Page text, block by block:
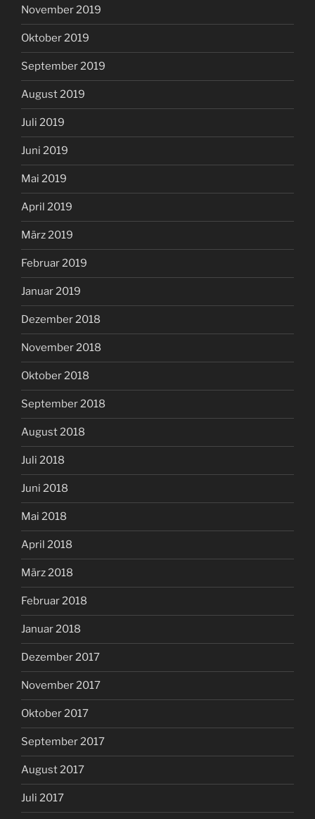
November 2019
Oktober 2019
September 2019
August 2019
Juli 2019
Juni 2019
Mai 2019
April 2019
März 2019
Februar 2019
Januar 2019
Dezember 2018
November 2018
Oktober 2018
September 2018
August 2018
Juli 2018
Juni 2018
Mai 2018
April 2018
März 2018
Februar 2018
Januar 2018
Dezember 2017
November 2017
Oktober 2017
September 2017
August 2017
Juli 2017